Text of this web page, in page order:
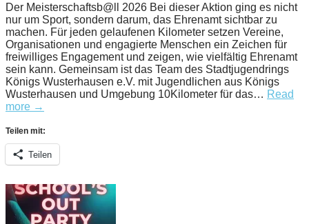
Der Meisterschaftsb@ll 2026 Bei dieser Aktion ging es nicht
nur um Sport, sondern darum, das Ehrenamt sichtbar zu
machen. Für jeden gelaufenen Kilometer setzen Vereine,
Organisationen und engagierte Menschen ein Zeichen für
freiwilliges Engagement und zeigen, wie vielfältig Ehrenamt
sein kann. Gemeinsam ist das Team des Stadtjugendrings
Königs Wusterhausen e.V. mit Jugendlichen aus Königs
Wusterhausen und Umgebung 10Kilometer für das… Read
more →
Teilen mit:
Teilen